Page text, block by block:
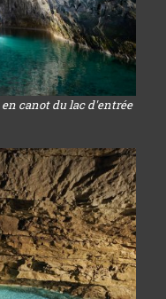
en canot du lac d'entrée